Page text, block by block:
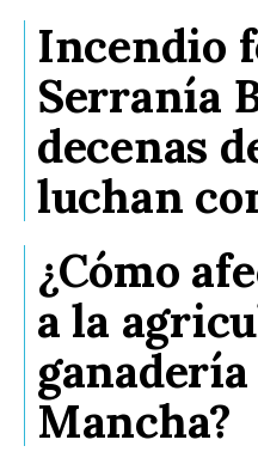
Incendio
Serranía
decenas
luchan
¿Cómo
a la
Mancha?